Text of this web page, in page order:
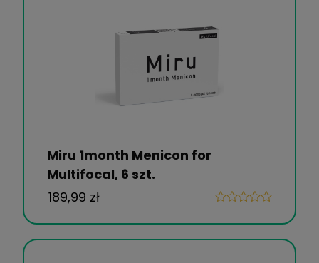
Miru 1month Menicon for
Multifocal, 6 szt.
189,99 zł